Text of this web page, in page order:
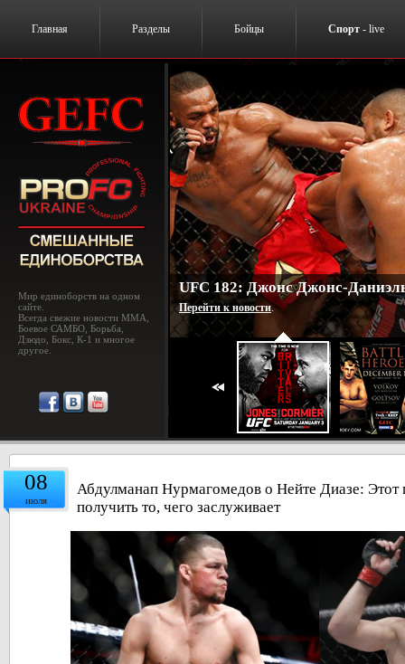
Главная Разделы Бойцы Спорт - live
Мир единоборств на одном
сайте.
Всегда свежие новости MMA,
Боевое САМБО, Борьба,
Дзюдо, Бокс, К-1 и многое
другое.
UFC 182: Джонс Джонс-
Перейти к новости.
08
июля
Абдулманап Нурмагомедов о Нейте Диазе: Этот
получить то, чего заслуживает